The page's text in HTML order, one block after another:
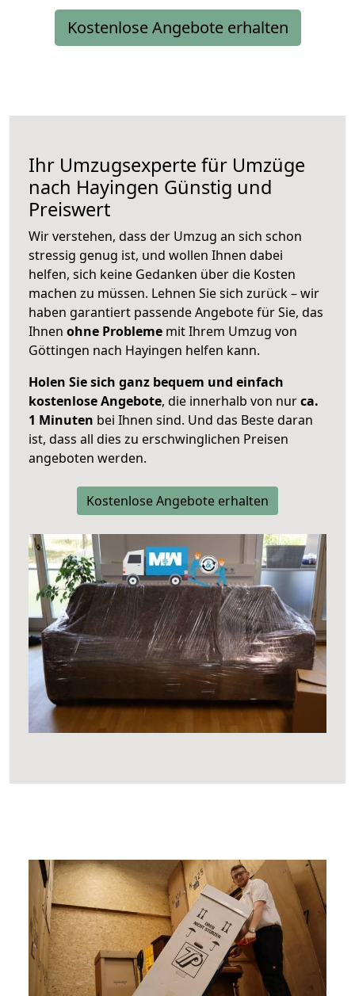
Kostenlose Angebote erhalten
Ihr Umzugsexperte für Umzüge
nach Hayingen Günstig und
Preiswert
Wir verstehen, dass der Umzug an sich schon
stressig genug ist, und wollen Ihnen dabei
helfen, sich keine Gedanken über die Kosten
machen zu müssen. Lehnen Sie sich zurück – wir
haben garantiert passende Angebote für Sie, das
Ihnen ohne Probleme mit Ihrem Umzug von
Göttingen nach Hayingen helfen kann.
Holen Sie sich ganz bequem und einfach
kostenlose Angebote, die innerhalb von nurca.
1 Minuten bei Ihnen sind. Und das Beste daran
ist, dass all dies zu erschwinglichen Preisen
angeboten werden.
Kostenlose Angebote erhalten